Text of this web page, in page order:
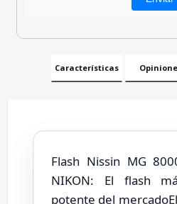
Características
Flash Nissin MG
NIKON: El flash
potente del